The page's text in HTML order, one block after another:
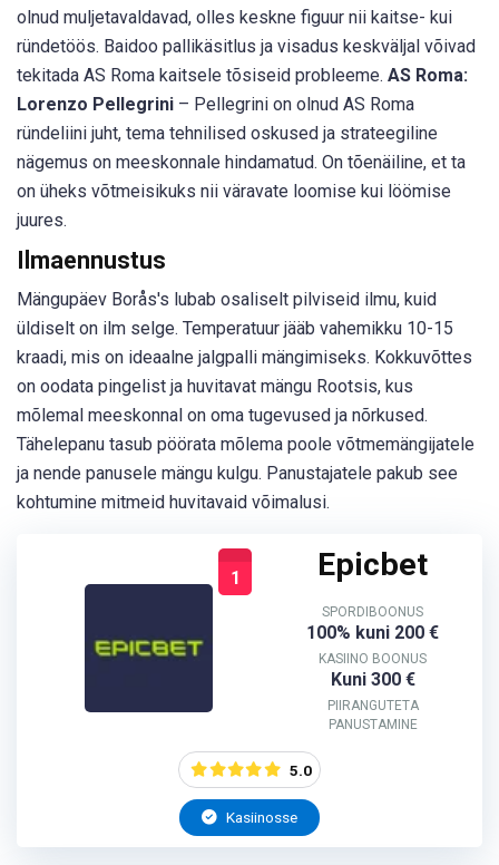
olnud muljetavaldavad, olles keskne figuur nii kaitse- kui
ründetöös. Baidoo pallikäsitlus ja visadus keskväljal võivad
tekitada AS Roma kaitsele tõsiseid probleeme. AS Roma:
Lorenzo Pellegrini – Pellegrini on olnud AS Roma
ründeliini juht, tema tehnilised oskused ja strateegiline
nägemus on meeskonnale hindamatud. On tõenäiline, et ta
on üheks võtmeisikuks nii väravate loomise kui löömise
juures.
Ilmaennustus
Mängupäev Borås's lubab osaliselt pilviseid ilmu, kuid
üldiselt on ilm selge. Temperatuur jääb vahemikku 10-15
kraadi, mis on ideaalne jalgpalli mängimiseks. Kokkuvõttes
on oodata pingelist ja huvitavat mängu Rootsis, kus
mõlemal meeskonnal on oma tugevused ja nõrkused.
Tähelepanu tasub pöörata mõlema poole võtmemängijatele
ja nende panusele mängu kulgu. Panustajatele pakub see
kohtumine mitmeid huvitavaid võimalusi.
1 Epicbet
SPORDIBOONUS
100% kuni 200 €
KASIINO BOONUS
Kuni 300 €
PIIRANGUTETA
PANUSTAMINE
5.0
Kasiinosse